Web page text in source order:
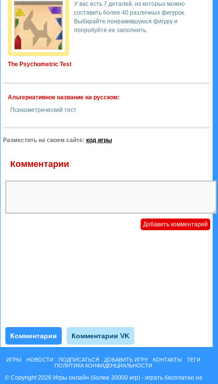
The Psychometric Test
У вас есть 7 деталей, из которых можно
составить более 40 различных фигурок.
Выбирайте понравившуюся фигуру и
попробуйте ее заполнить.
Альтернативное название на русском:
Психометрический тест
Разместить на своем сайте: код игры
Комментарии
Комментарии Комментарии VK
ИГРЫ НОВОСТИ ПОДПИСАТЬСЯ ДОБАВИТЬ ИГРУ КОНТАКТЫ
ТЕГИ
ПОЛИТИКА КОНФИДЕНЦИАЛЬНОСТИ
© Copyright 2026 Игры онлайн (более 30000 игр) - играть бесплатно на